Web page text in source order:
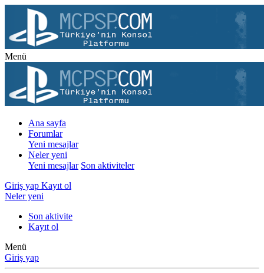
Menü
Ana sayfa
Forumlar
Yeni mesajlar
Neler yeni
Yeni mesajlar Son aktiviteler
Giriş yap Kayıt ol
Neler yeni
Son aktivite
Kayıt ol
Menü
Giriş yap